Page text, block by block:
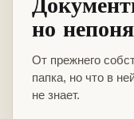
но
От прежнего
папка, но что в
не знает.